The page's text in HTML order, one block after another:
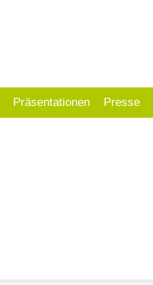
Präsentationen Presse